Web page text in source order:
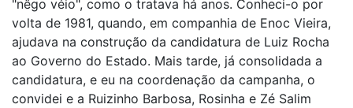
"nêgo véio", como o tratava há anos. Conheci-o por
volta de 1981, quando, em companhia de Enoc Vieira,
ajudava na construção da candidatura de Luiz Rocha
ao Governo do Estado. Mais tarde, já consolidada a
candidatura, e eu na coordenação da campanha, o
convidei e a Ruizinho Barbosa, Rosinha e Zé Salim